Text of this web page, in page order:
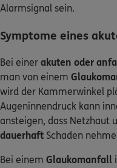
Alarmsignal sein.
Symptome eines
Bei einer akuten oder
man von einem
wird der Kammerwinkel
Augeninnendruck kann
ansteigen, dass Netzhaut
dauerhaft Schaden
Bei einem Glaukomanfall